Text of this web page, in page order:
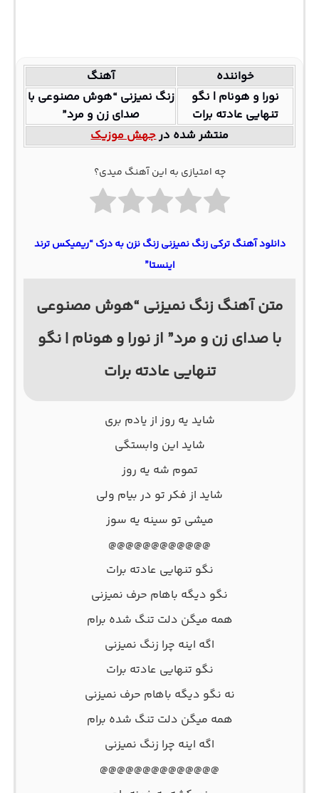
خواننده
آهنگ
نورا و هونام | نگو
تنهایی عادته برات
زنگ نمیزنی “هوش مصنوعی با
صدای زن و مرد”
منتشر شده درجهش موزیک
چه امتیازی به این آهنگ میدی؟
دانلود آهنگ ترکی زنگ نمیزنی زنگ نزن به درک “ریمیکس ترند
اینستا”
متن آهنگ زنگ نمیزنی “هوش مصنوعی
با صدای زن و مرد” از نورا و هونام | نگو
تنهایی عادته برات
شاید یه روز از یادم بری
شاید این وابستگی
تموم شه یه روز
شاید از فکر تو در بیام ولی
میشی تو سینه یه سوز
@@@@@@@@@@@@
نگو تنهایی عادته برات
نگو دیگه باهام حرف نمیزنی
همه میگن دلت تنگ شده برام
اگه اینه چرا زنگ نمیزنی
نگو تنهایی عادته برات
نه نگو دیگه باهام حرف نمیزنی
همه میگن دلت تنگ شده برام
اگه اینه چرا زنگ نمیزنی
@@@@@@@@@@@@@@